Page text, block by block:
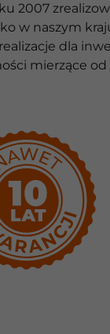
2007
w naszym
dla
mierzące